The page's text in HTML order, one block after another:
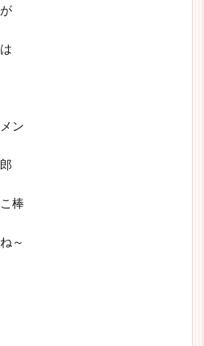
ン
棒
～